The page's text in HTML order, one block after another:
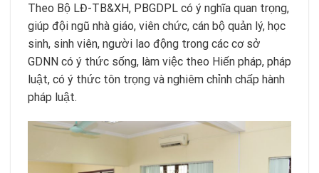
Theo Bộ LĐ-TB&XH, PBGDPL có ý nghĩa quan trọng,
giúp đội ngũ nhà giáo, viên chức, cán bộ quản lý, học
sinh, sinh viên, người lao động trong các cơ sở
GDNN có ý thức sống, làm việc theo Hiến pháp, pháp
luật, có ý thức tôn trọng và nghiêm chỉnh chấp hành
pháp luật.